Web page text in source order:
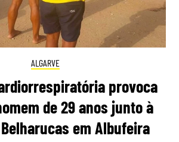
ALGARVE
provoca
de 29 anos junto à
em Albufeira